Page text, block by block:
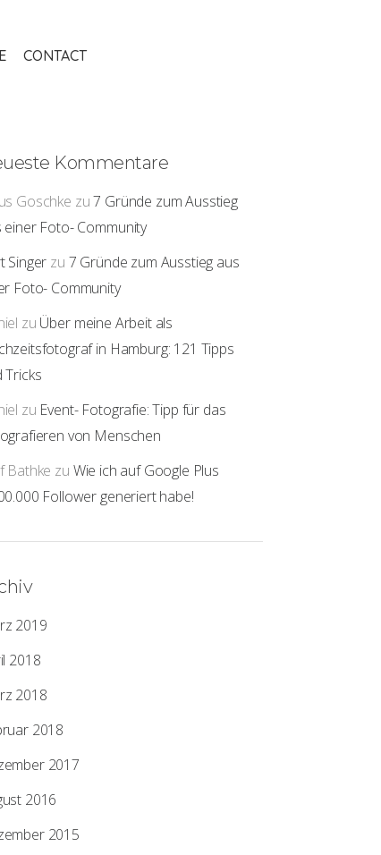
CONTACT
Kommentare
Goschke zu7 Gründe zum Ausstieg
einer Foto- Community
Singer zu 7 Gründe zum Ausstieg aus
Foto- Community
zu Über meine Arbeit als
in Hamburg: 121 Tipps
Tricks
zu Event- Fotografie: Tipp für das
von Menschen
Bathke zu Wie ich auf Google Plus
Follower generiert habe!
2019
2018
2018
2018
2017
2016
2015